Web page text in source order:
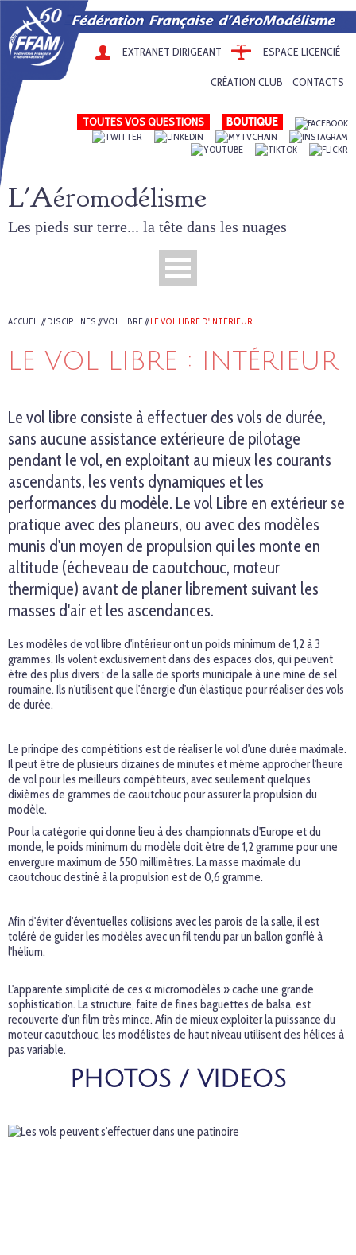
EXTRANET DIRIGEANT ESPACE LICENCIÉ
CRÉATION CLUB CONTACTS
TOUTES VOS QUESTIONS
L'Aéromodélisme
Les pieds sur terre... la tête dans les nuages
ACCUEIL//DISCIPLINES //VOL LIBRE//LE VOL LIBRE D'INTÉRIEUR
LE VOL LIBRE : INTÉRIEUR
Le vol libre consiste à effectuer des vols de durée,
sans aucune assistance extérieure de pilotage
pendant le vol, en exploitant au mieux les courants
ascendants, les vents dynamiques et les
performances du modèle. Le vol Libre en extérieur se
pratique avec des planeurs, ou avec des modèles
munis d'un moyen de propulsion qui les monte en
altitude (écheveau de caoutchouc, moteur
thermique) avant de planer librement suivant les
masses d'air et les ascendances.
Les modèles de vol libre d'intérieur ont un poids minimum de 1,2 à 3
grammes. Ils volent exclusivement dans des espaces clos, qui peuvent
être des plus divers : de la salle de sports municipale à une mine de sel
roumaine. Ils n'utilisent que l'énergie d'un élastique pour réaliser des vols
de durée.
Le principe des compétitions est de réaliser le vol d'une durée maximale.
Il peut être de plusieurs dizaines de minutes et même approcher l'heure
de vol pour les meilleurs compétiteurs, avec seulement quelques
dixièmes de grammes de caoutchouc pour assurer la propulsion du
modèle.
Pour la catégorie qui donne lieu à des championnats d'Europe et du
monde, le poids minimum du modèle doit être de 1,2 gramme pour une
envergure maximum de 550 millimètres. La masse maximale du
caoutchouc destiné à la propulsion est de 0,6 gramme.
Afin d'éviter d'éventuelles collisions avec les parois de la salle, il est
toléré de guider les modèles avec un fil tendu par un ballon gonflé à
l'hélium.
L'apparente simplicité de ces « micromodèles » cache une grande
sophistication. La structure, faite de fines baguettes de balsa, est
recouverte d'un film très mince. Afin de mieux exploiter la puissance du
moteur caoutchouc, les modélistes de haut niveau utilisent des hélices à
pas variable.
PHOTOS / VIDEOS